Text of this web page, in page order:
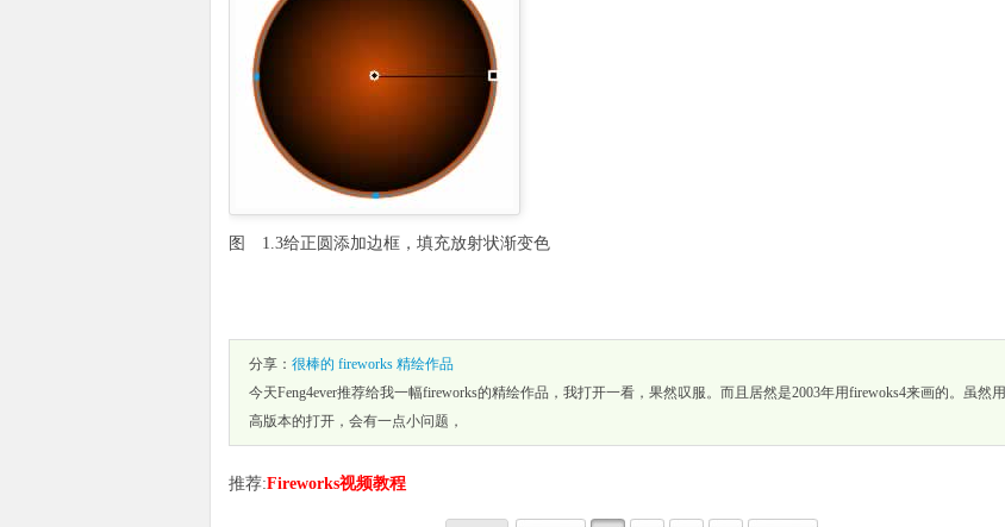
图 1.3给正圆添加边框，填充放射状渐变色
分享： 很棒的 fireworks 精绘作品
今天Feng4ever推荐给我一幅fireworks的精绘作品，我打开一看，果然叹服。而且居然是2003年用firewoks4来画的。虽然用
高版本的打开，会有一点小问题，
推荐:Fireworks视频教程